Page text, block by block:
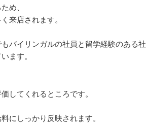
め、
来店されます。
バイリンガルの社員と留学経験のある社
ます。
してくれるところです。
にしっかり反映されます。